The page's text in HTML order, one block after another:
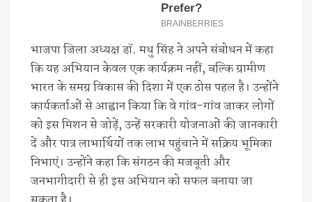
भाजपा जिला अध्यक्ष डॉ. मधु सिंह ने अपने संबोधन में कहा
कि यह अभियान केवल एक कार्यक्रम नहीं, बल्कि ग्रामीण
भारत के समग्र विकास की दिशा में एक ठोस पहल है। उन्होंने
कार्यकर्ताओं से आह्वान किया कि वे गांव-गांव जाकर लोगों
को इस मिशन से जोड़ें, उन्हें सरकारी योजनाओं की जानकारी
दें और पात्र लाभार्थियों तक लाभ पहुंचाने में सक्रिय भूमिका
निभाएं। उन्होंने कहा कि संगठन की मजबूती और
जनभागीदारी से ही इस अभियान को सफल बनाया जा